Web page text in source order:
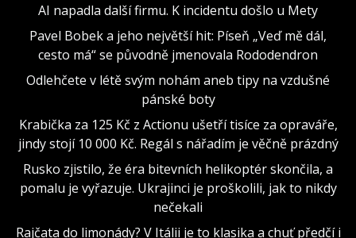
AI napadla další firmu. K incidentu došlo u Mety
Pavel Bobek a jeho největší hit: Píseň „Veď mě dál,
cesto má“ se původně jmenovala Rododendron
Odlehčete v létě svým nohám aneb tipy na vzdušné
pánské boty
Krabička za 125 Kč z Actionu ušetří tisíce za opraváře,
jindy stojí 10 000 Kč. Regál s nářadím je věčně prázdný
Rusko zjistilo, že éra bitevních helikoptér skončila, a
pomalu je vyřazuje. Ukrajinci je proškolili, jak to nikdy
nečekali
Rajčata do limonády? V Itálii je to klasika a chuť předčí i